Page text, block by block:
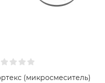
(микросмеситель)